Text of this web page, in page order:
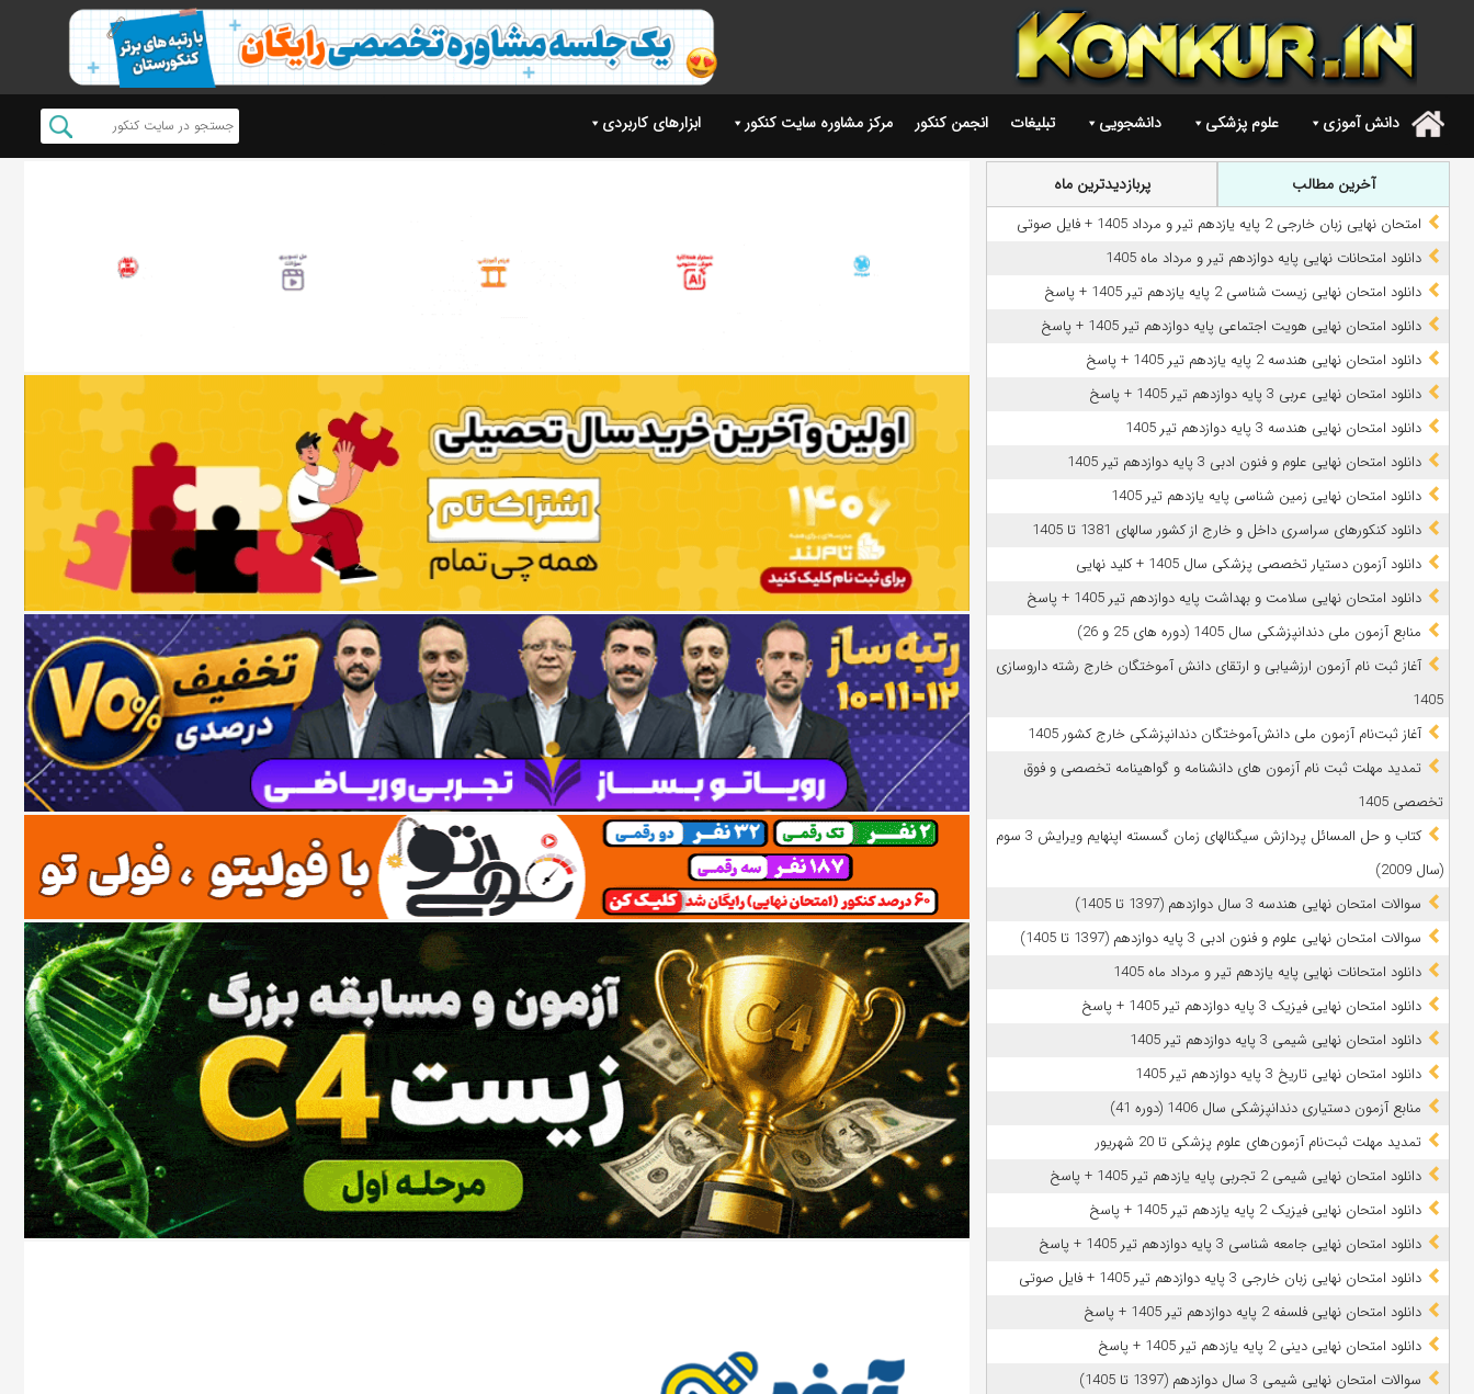
. دانش آموزی علوم پزشکی دانشجویی تبلیغات انجمن کنکور مرکز مشاوره سایت کنکور ابزارهای کاربردی
آخرین مطالب پربازدیدترین ماه
امتحان نهایی زبان خارجی 2 پایه یازدهم تیر و مرداد 1405 + فایل صوتی
دانلود امتحانات نهایی پایه دوازدهم تیر و مرداد ماه 1405
دانلود امتحان نهایی زیست شناسی 2 پایه یازدهم تیر 1405 + پاسخ
دانلود امتحان نهایی هویت اجتماعی پایه دوازدهم تیر 1405 + پاسخ
دانلود امتحان نهایی هندسه 2 پایه یازدهم تیر 1405 + پاسخ
دانلود امتحان نهایی عربی 3 پایه دوازدهم تیر 1405 + پاسخ
دانلود امتحان نهایی هندسه 3 پایه دوازدهم تیر 1405
دانلود امتحان نهایی علوم و فنون ادبی 3 پایه دوازدهم تیر 1405
دانلود امتحان نهایی زمین شناسی پایه یازدهم تیر 1405
دانلود کنکورهای سراسری داخل و خارج از کشور سالهای 1381 تا 1405
دانلود آزمون دستیار تخصصی پزشکی سال 1405 + کلید نهایی
دانلود امتحان نهایی سلامت و بهداشت پایه دوازدهم تیر 1405 + پاسخ
ﻣﻨﺎﺑﻊ آزﻣﻮن ﻣﻠﯽ دندانپزشکی سال 1405 (دوره های 25 و 26)
آغاز ثبت نام آزمون‌ ارزشیابی و ارتقای دانش آموختگان خارج رشته داروسازی
1405
آغاز ثبت‌نام آزمون ملی دانش‌آموختگان دندانپزشکی خارج کشور 1405
تمدید مهلت ثبت نام آزمون های دانشنامه و گواهینامه تخصصی و فوق
تخصصی 1405
کتاب و حل المسائل پردازش سیگنالهای زمان گسسته اپنهایم ویرایش 3 سوم
(سال 2009)
سوالات امتحان نهایی هندسه 3 سال دوازدهم (1397 تا 1405)
سوالات امتحان نهایی علوم و فنون ادبی 3 پایه دوازدهم (1397 تا 1405)
دانلود امتحانات نهایی پایه یازدهم تیر و مرداد ماه 1405
دانلود امتحان نهایی فیزیک 3 پایه دوازدهم تیر 1405 + پاسخ
دانلود امتحان نهایی شیمی 3 پایه دوازدهم تیر 1405
دانلود امتحان نهایی تاریخ 3 پایه دوازدهم تیر 1405
منابع آزمون دستیاری دندانپزشکی سال 1406 (دوره 41)
تمدید مهلت ثبت‌نام آزمون‌های علوم پزشکی تا 20 شهریور
دانلود امتحان نهایی شیمی 2 تجربی پایه یازدهم تیر 1405 + پاسخ
دانلود امتحان نهایی فیزیک 2 پایه یازدهم تیر 1405 + پاسخ
دانلود امتحان نهایی جامعه شناسی 3 پایه دوازدهم تیر 1405 + پاسخ
دانلود امتحان نهایی زبان خارجی 3 پایه دوازدهم تیر 1405 + فایل صوتی
دانلود امتحان نهایی فلسفه 2 پایه دوازدهم تیر 1405 + پاسخ
دانلود امتحان نهایی دینی 2 پایه یازدهم تیر 1405 + پاسخ
سوالات امتحان نهایی شیمی 3 سال دوازدهم (1397 تا 1405)